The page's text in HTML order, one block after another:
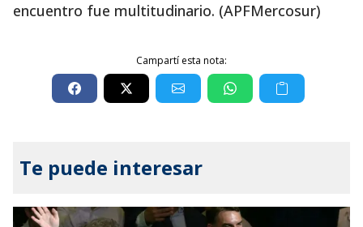
encuentro fue multitudinario. (APFMercosur)
Campartí esta nota:
Te puede interesar